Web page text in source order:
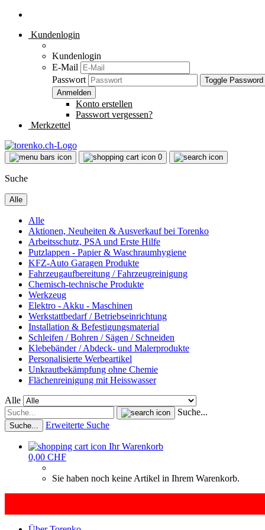
Kundenlogin
Kundenlogin
E-Mail
Passwort
Toggle
Konto erstellen
Passwort vergessen?
Merkzettel
0
Suche
Alle
Alle
Aktionen, Neuheiten & Ausverkauf bei Torenko
Arbeitsschutz, PSA und Erste Hilfe
Putzlappen - Papier & Waschraumhygiene
KFZ-Auto Garagen Produkte
Fahrzeugaufbereitung / Fahrzeugreinigung
Chemisch-technische Produkte
Werkzeug
Elektro - Akku - Maschinen
Werkstattbedarf / Betriebseinrichtung
Installation & Befestigungsmaterial
Schleifen / Bohren / Sägen / Schneiden
Klebebänder / Abdeck- und Malerprodukte
Personalisierte Werbeartikel
Unkrautbekämpfung ohne Chemie
Flächenreinigung mit Heisswasser
Alle
Suche...
Suche... Erweiterte Suche
Ihr Warenkorb
0,00 CHF
Sie haben noch keine Artikel in Ihrem Warenkorb.